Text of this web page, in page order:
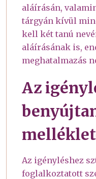
aláírásán,
tárgyán kívül
kell két tanú
aláírásának is,
meghatalmazás
Az
Az igényléshez
foglalkoztatott